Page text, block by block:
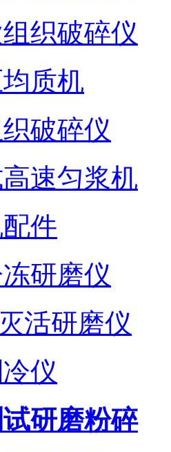
织破碎仪
质机
破碎仪
速匀浆机
件
研磨仪
活研磨仪
仪
研磨粉碎